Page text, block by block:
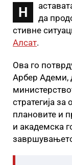
Н
да
стивне
Алсат.
Ова го
Арбер Адеми,
стратегија
плановите и
и академска